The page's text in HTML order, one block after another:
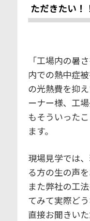
ただきたい！
「工場内の暑
内での熱中症
の光熱費を抑
ーナー様、工
もそういった
ます。
現場見学では
る方の生の声
また弊社の工
てみて実際ど
直接お聞きいた